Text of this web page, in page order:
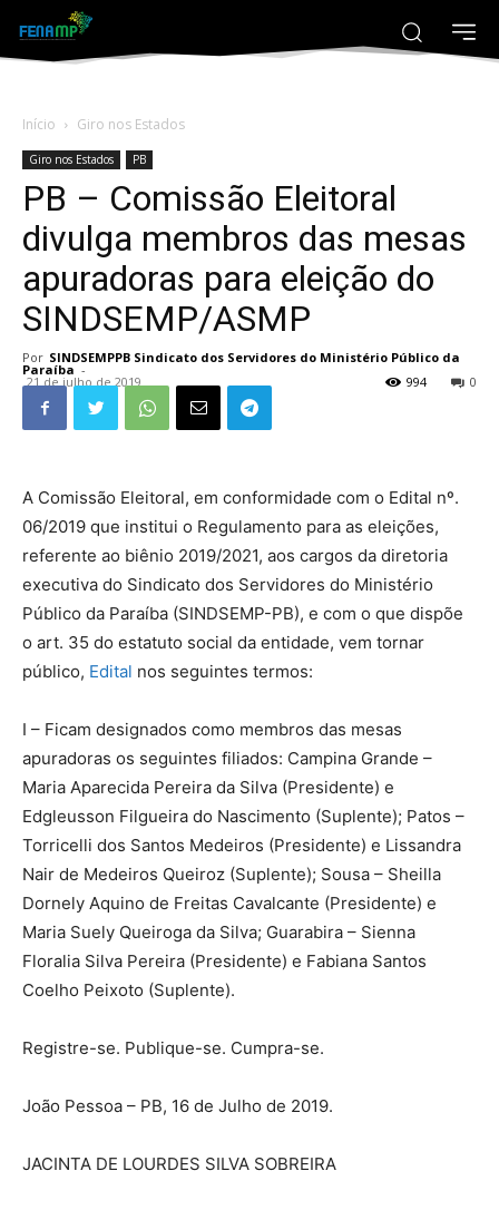
Início Giro nos Estados
Giro nos Estados PB
PB – Comissão Eleitoral
divulga membros das mesas
apuradoras para eleição do
SINDSEMP/ASMP
Por SINDSEMPPB Sindicato dos Servidores do Ministério Público da
Paraíba -
21 de julho de 2019 0
994
A Comissão Eleitoral, em conformidade com o Edital nº.
06/2019 que institui o Regulamento para as eleições,
referente ao biênio 2019/2021, aos cargos da diretoria
executiva do Sindicato dos Servidores do Ministério
Público da Paraíba (SINDSEMP-PB), e com o que dispõe
o art. 35 do estatuto social da entidade, vem tornar
público, Edital nos seguintes termos:
I – Ficam designados como membros das mesas
apuradoras os seguintes filiados: Campina Grande –
Maria Aparecida Pereira da Silva (Presidente) e
Edgleusson Filgueira do Nascimento (Suplente); Patos –
Torricelli dos Santos Medeiros (Presidente) e Lissandra
Nair de Medeiros Queiroz (Suplente); Sousa – Sheilla
Dornely Aquino de Freitas Cavalcante (Presidente) e
Maria Suely Queiroga da Silva; Guarabira – Sienna
Floralia Silva Pereira (Presidente) e Fabiana Santos
Coelho Peixoto (Suplente).
Registre-se. Publique-se. Cumpra-se.
João Pessoa – PB, 16 de Julho de 2019.
JACINTA DE LOURDES SILVA SOBREIRA